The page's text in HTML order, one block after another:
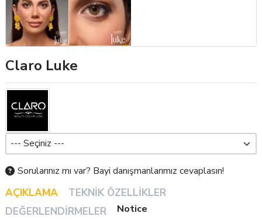
Claro Luke
AÇIKLAMA
TEKNIK ÖZELLIKLER
DEĞERLENDIRMELER
Notice
Sorularınız mı var? Bayi danışmanlarımız cevaplasın!
Dioptri (Pwr)